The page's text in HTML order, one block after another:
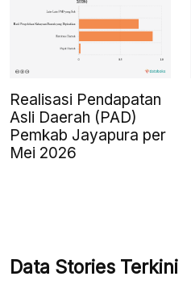
Realisasi Pendapatan
Asli Daerah (PAD)
Pemkab Jayapura per
Mei 2026
Data Stories Terkini